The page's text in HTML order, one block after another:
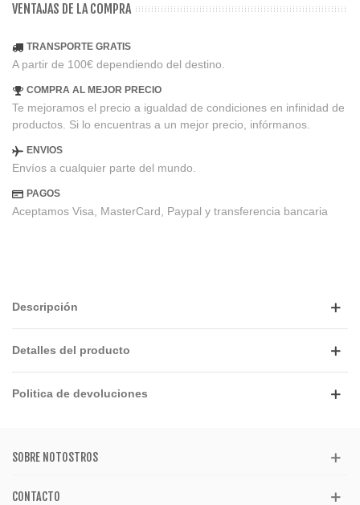
VENTAJAS DE LA COMPRA
TRANSPORTE GRATIS
A partir de 100€ dependiendo del destino.
COMPRA AL MEJOR PRECIO
Te mejoramos el precio a igualdad de condiciones en infinidad de
productos. Si lo encuentras a un mejor precio, infórmanos.
ENVIOS
Envíos a cualquier parte del mundo.
PAGOS
Aceptamos Visa, MasterCard, Paypal y transferencia bancaria
Descripción
Detalles del producto
Politica de devoluciones
SOBRE NOTOSTROS
CONTACTO